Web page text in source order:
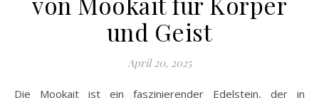
und Geist
April 20, 2025
Die Mookait ist ein faszinierender Edelstein, der in